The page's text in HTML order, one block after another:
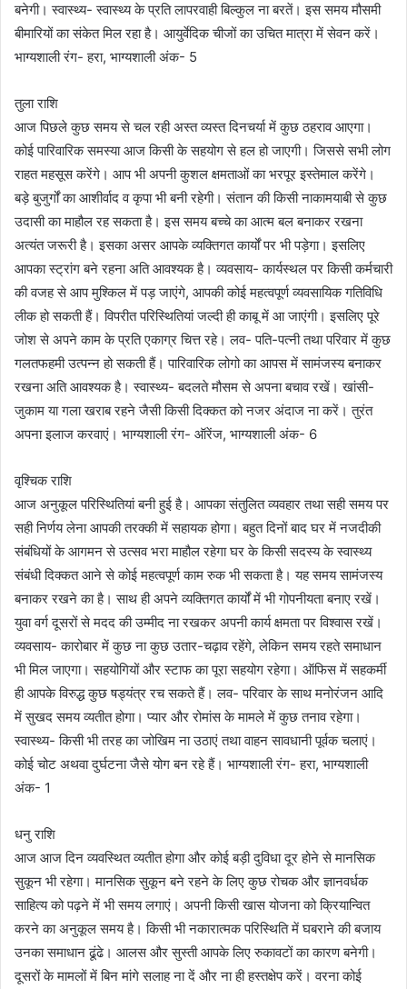
बनेगी। स्वास्थ्य- स्वास्थ्य के प्रति लापरवाही बिल्कुल ना बरतें। इस समय मौसमी
बीमारियों का संकेत मिल रहा है। आयुर्वेदिक चीजों का उचित मात्रा में सेवन करें।
भाग्यशाली रंग- हरा, भाग्यशाली अंक- 5
तुला राशि
आज पिछले कुछ समय से चल रही अस्त व्यस्त दिनचर्या में कुछ ठहराव आएगा।
कोई पारिवारिक समस्या आज किसी के सहयोग से हल हो जाएगी। जिससे सभी लोग
राहत महसूस करेंगे। आप भी अपनी कुशल क्षमताओं का भरपूर इस्तेमाल करेंगे।
बड़े बुजुर्गों का आशीर्वाद व कृपा भी बनी रहेगी। संतान की किसी नाकामयाबी से कुछ
उदासी का माहौल रह सकता है। इस समय बच्चे का आत्म बल बनाकर रखना
अत्यंत जरूरी है। इसका असर आपके व्यक्तिगत कार्यों पर भी पड़ेगा। इसलिए
आपका स्ट्रांग बने रहना अति आवश्यक है। व्यवसाय- कार्यस्थल पर किसी कर्मचारी
की वजह से आप मुश्किल में पड़ जाएंगे, आपकी कोई महत्वपूर्ण व्यवसायिक गतिविधि
लीक हो सकती हैं। विपरीत परिस्थितियां जल्दी ही काबू में आ जाएंगी। इसलिए पूरे
जोश से अपने काम के प्रति एकाग्र चित्त रहे। लव- पति-पत्नी तथा परिवार में कुछ
गलतफहमी उत्पन्न हो सकती हैं। पारिवारिक लोगो का आपस में सामंजस्य बनाकर
रखना अति आवश्यक है। स्वास्थ्य- बदलते मौसम से अपना बचाव रखें। खांसी-
जुकाम या गला खराब रहने जैसी किसी दिक्कत को नजर अंदाज ना करें। तुरंत
अपना इलाज करवाएं। भाग्यशाली रंग- ऑरेंज, भाग्यशाली अंक- 6
वृश्चिक राशि
आज अनुकूल परिस्थितियां बनी हुई है। आपका संतुलित व्यवहार तथा सही समय पर
सही निर्णय लेना आपकी तरक्की में सहायक होगा। बहुत दिनों बाद घर में नजदीकी
संबंधियों के आगमन से उत्सव भरा माहौल रहेगा घर के किसी सदस्य के स्वास्थ्य
संबंधी दिक्कत आने से कोई महत्वपूर्ण काम रुक भी सकता है। यह समय सामंजस्य
बनाकर रखने का है। साथ ही अपने व्यक्तिगत कार्यों में भी गोपनीयता बनाए रखें।
युवा वर्ग दूसरों से मदद की उम्मीद ना रखकर अपनी कार्य क्षमता पर विश्वास रखें।
व्यवसाय- कारोबार में कुछ ना कुछ उतार-चढ़ाव रहेंगे, लेकिन समय रहते समाधान
भी मिल जाएगा। सहयोगियों और स्टाफ का पूरा सहयोग रहेगा। ऑफिस में सहकर्मी
ही आपके विरुद्ध कुछ षड्यंत्र रच सकते हैं। लव- परिवार के साथ मनोरंजन आदि
में सुखद समय व्यतीत होगा। प्यार और रोमांस के मामले में कुछ तनाव रहेगा।
स्वास्थ्य- किसी भी तरह का जोखिम ना उठाएं तथा वाहन सावधानी पूर्वक चलाएं।
कोई चोट अथवा दुर्घटना जैसे योग बन रहे हैं। भाग्यशाली रंग- हरा, भाग्यशाली
अंक- 1
धनु राशि
आज आज दिन व्यवस्थित व्यतीत होगा और कोई बड़ी दुविधा दूर होने से मानसिक
सुकून भी रहेगा। मानसिक सुकून बने रहने के लिए कुछ रोचक और ज्ञानवर्धक
साहित्य को पढ़ने में भी समय लगाएं। अपनी किसी खास योजना को क्रियान्वित
करने का अनुकूल समय है। किसी भी नकारात्मक परिस्थिति में घबराने की बजाय
उनका समाधान ढूंढे। आलस और सुस्ती आपके लिए रुकावटों का कारण बनेगी।
दूसरों के मामलों में बिन मांगे सलाह ना दें और ना ही हस्तक्षेप करें। वरना कोई